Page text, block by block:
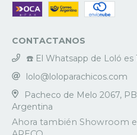
CONTACTANOS
☎️ El Whatsapp de Loló es
lolo@loloparachicos.com
Pacheco de Melo 2067,
Argentina